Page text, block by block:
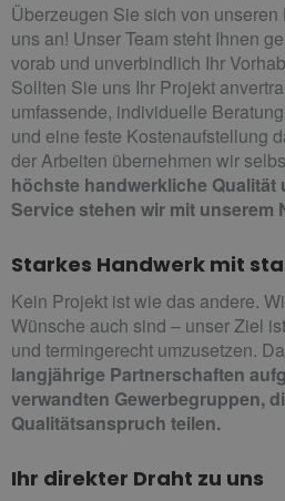
Überzeugen Sie sich von
uns an! Unser Team steht Ihnen
vorab und unverbindlich Ihr
Sollten Sie uns Ihr Projekt
umfassende, individuelle
und eine feste Kostenaufstellung
der Arbeiten übernehmen wir
höchste handwerkliche
Service stehen wir mit unserem
Starkes Handwerk mit
Kein Projekt ist wie das andere.
Wünsche auch sind – unser Ziel
und termingerecht umzusetzen.
langjährige Partnerschaften
verwandten Gewerbegruppen,
Qualitätsanspruch teilen.
Ihr direkter Draht zu uns